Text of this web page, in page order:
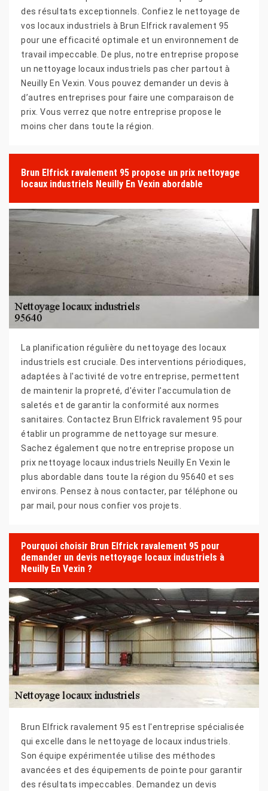
des résultats exceptionnels. Confiez le nettoyage de
vos locaux industriels à Brun Elfrick ravalement 95
pour une efficacité optimale et un environnement de
travail impeccable. De plus, notre entreprise propose
un nettoyage locaux industriels pas cher partout à
Neuilly En Vexin. Vous pouvez demander un devis à
d’autres entreprises pour faire une comparaison de
prix. Vous verrez que notre entreprise propose le
moins cher dans toute la région.
Brun Elfrick ravalement 95 propose un prix nettoyage
locaux industriels Neuilly En Vexin abordable
La planification régulière du nettoyage des locaux
industriels est cruciale. Des interventions périodiques,
adaptées à l'activité de votre entreprise, permettent
de maintenir la propreté, d'éviter l'accumulation de
saletés et de garantir la conformité aux normes
sanitaires. Contactez Brun Elfrick ravalement 95 pour
établir un programme de nettoyage sur mesure.
Sachez également que notre entreprise propose un
prix nettoyage locaux industriels Neuilly En Vexin le
plus abordable dans toute la région du 95640 et ses
environs. Pensez à nous contacter, par téléphone ou
par mail, pour nous confier vos projets.
Pourquoi choisir Brun Elfrick ravalement 95 pour
demander un devis nettoyage locaux industriels à
Neuilly En Vexin ?
Brun Elfrick ravalement 95 est l'entreprise spécialisée
qui excelle dans le nettoyage de locaux industriels.
Son équipe expérimentée utilise des méthodes
avancées et des équipements de pointe pour garantir
des résultats impeccables. Demandez un devis